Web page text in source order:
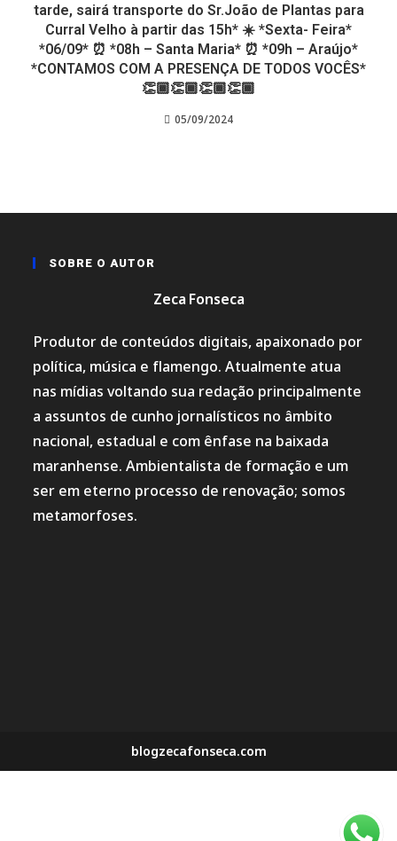
tarde, sairá transporte do Sr.João de Plantas para
Curral Velho à partir das 15h* ☀️ *Sexta- Feira*
*06/09* ⏰ *08h – Santa Maria* ⏰ *09h – Araújo*
*CONTAMOS COM A PRESENÇA DE TODOS VOCÊS*
👏🏾👏🏾👏🏾👏🏾
05/09/2024
SOBRE O AUTOR
Zeca Fonseca
Produtor de conteúdos digitais, apaixonado por
política, música e flamengo. Atualmente atua
nas mídias voltando sua redação principalmente
a assuntos de cunho jornalísticos no âmbito
nacional, estadual e com ênfase na baixada
maranhense. Ambientalista de formação e um
ser em eterno processo de renovação; somos
metamorfoses.
blogzecafonseca.com